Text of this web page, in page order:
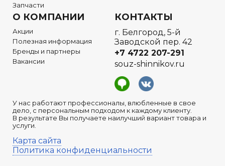
Запчасти
О КОМПАНИИ
Акции
Полезная информация
Бренды и партнеры
Вакансии
У нас работают профессионалы, влюбленные в свое
дело, с персональным подходом к каждому клиенту.
В результате Вы получаете наилучший вариант товара и
услуги.
Карта сайта
Политика конфиденциальности
КОНТАКТЫ
г. Белгород, 5-й
Заводской пер. 42
+7 4722 207-291
souz-shinnikov.ru